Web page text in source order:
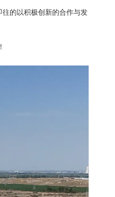
的以积极创新的合作与发